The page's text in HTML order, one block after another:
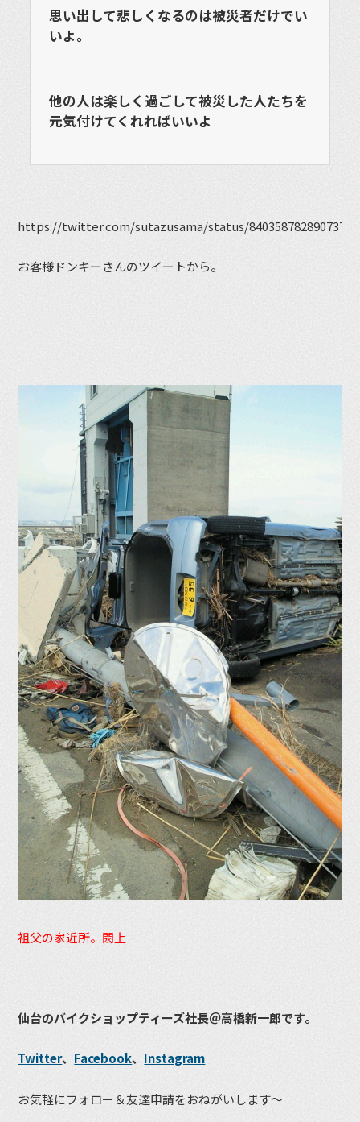
思い出して悲しくなるのは被災者だけでい
いよ。
他の人は楽しく過ごして被災した人たちを
元気付けてくれればいいよ
https://twitter.com/sutazusama/status/
お客様ドンキーさんのツイートから。
祖父の家近所。閖上
仙台のバイクショップティーズ社長＠高橋新一郎です。
Twitter、 Facebook、 Instagram
お気軽にフォロー＆友達申請をおねがいします〜